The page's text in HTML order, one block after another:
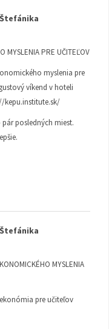
MYSLENIA PRE UČITEĽOV
myslenia pre
víkend v hoteli
kepu.institute.sk/
posledných miest.
MYSLENIA
pre učiteľov